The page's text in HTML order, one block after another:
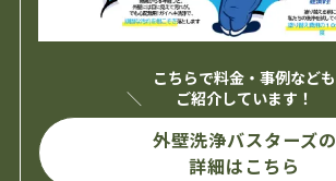
こちらで料金・事例なども
ご紹介しています！
外壁洗浄バスターズの
詳細はこちら